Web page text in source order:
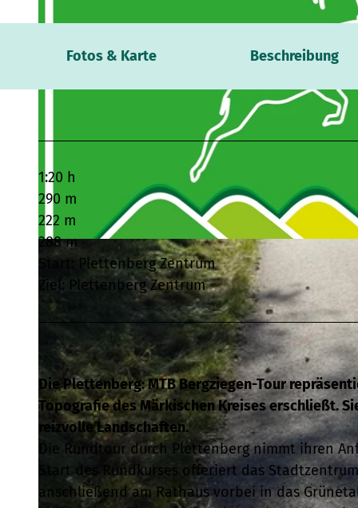
Webcam
Kontakt
© Plettenberger KulTour GmbH, Unbekannt |CC-BY-SA
Fotos & Karte Beschreibung
1:20 h
290 m
222 m
288 m
Start: Plettenberg Zentrum
Ziel: Plettenberg Zentrum
Die Plettenberg: MTB Bergziegen-Tour
Topografie des Märkischen Kreises erschließt.
reizvolle Landschaften.
Die Rundtour durch Plettenberg nimmt ihren
Start des Rundkurses offeriert das
anschließend am Rathaus vorbei in das